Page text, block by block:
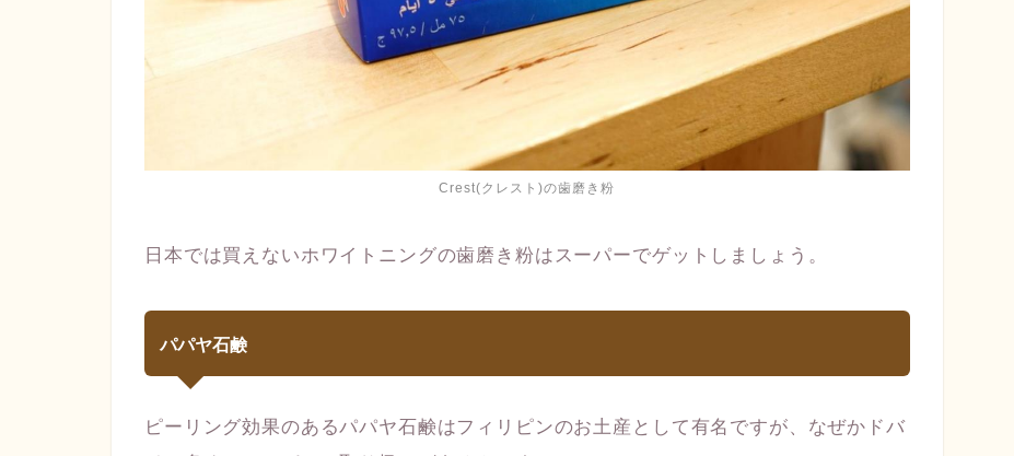
Crest(クレスト)の歯磨き粉
日本では買えないホワイトニングの歯磨き粉はスーパーでゲットしましょう。
パパヤ石鹸
ピーリング効果のあるパパヤ石鹸はフィリピンのお土産として有名ですが、なぜかドバ